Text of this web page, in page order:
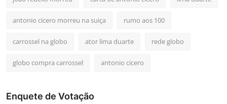
antonio cicero morreu na suiça rumo aos 100
carrossel na globo ator lima duarte rede globo
globo compra carrossel antonio cicero
Enquete de Votação